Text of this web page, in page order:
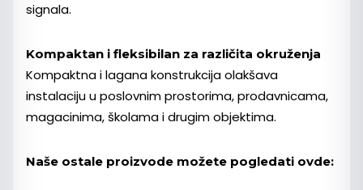
signala.
Kompaktan i fleksibilan za različita okruženja
Kompaktna i lagana konstrukcija olakšava
instalaciju u poslovnim prostorima, prodavnicama,
magacinima, školama i drugim objektima.
Naše ostale proizvode možete pogledati ovde: